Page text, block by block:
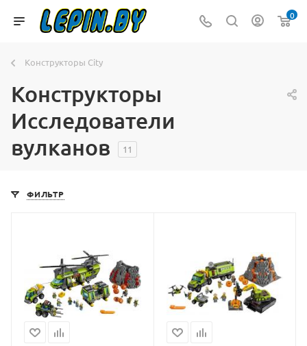
0
Конструкторы City
Конструкторы
Исследователи
вулканов
11
ФИЛЬТР